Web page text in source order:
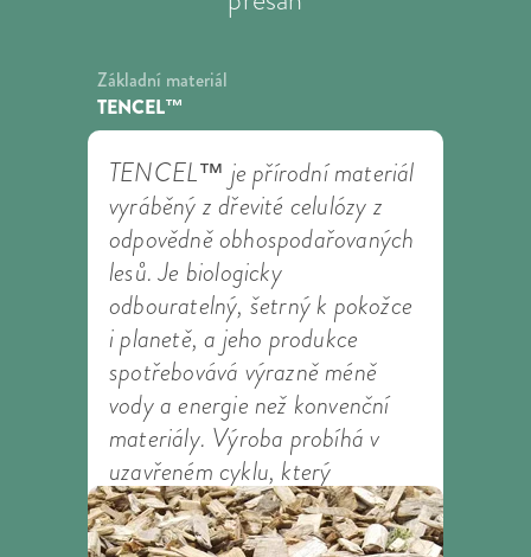
Základní materiál
TENCEL™
TENCEL™ je přírodní materiál
vyráběný z dřevité celulózy z
odpovědně obhospodařovaných
lesů. Je biologicky
odbouratelný, šetrný k pokožce
i planetě, a jeho produkce
spotřebovává výrazně méně
vody a energie než konvenční
materiály. Výroba probíhá v
uzavřeném cyklu, který
recykluje většinu použité vody a
rozpouštědel.